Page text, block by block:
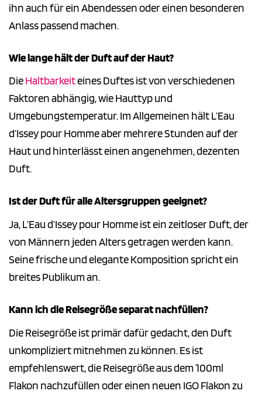
ihn auch für ein Abendessen oder einen besonderen
Anlass passend machen.
Wie lange hält der Duft auf der Haut?
DieHaltbarkeiteines Duftes ist von verschiedenen
Faktoren abhängig, wie Hauttyp und
Umgebungstemperatur. Im Allgemeinen hält L’Eau
d’Issey pour Homme aber mehrere Stunden auf der
Haut und hinterlässt einen angenehmen, dezenten
Duft.
Ist der Duft für alle Altersgruppen geeignet?
Ja, L’Eau d’Issey pour Homme ist ein zeitloser Duft, der
von Männern jeden Alters getragen werden kann.
Seine frische und elegante Komposition spricht ein
breites Publikum an.
Kann ich die Reisegröße separat nachfüllen?
Die Reisegröße ist primär dafür gedacht, den Duft
unkompliziert mitnehmen zu können. Es ist
empfehlenswert, die Reisegröße aus dem 100ml
Flakon nachzufüllen oder einen neuen IGO Flakon zu